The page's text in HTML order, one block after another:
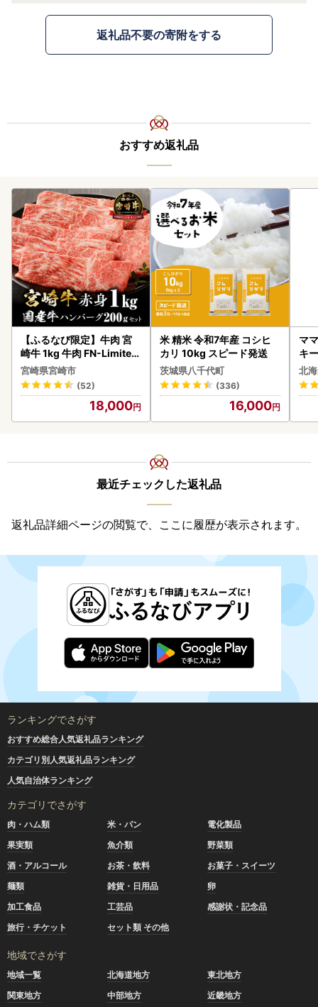
返礼品不要の寄附をする
おすすめ返礼品
【ふるなび限定】牛肉 宮
崎牛 1kg 牛肉 FN-Limited
-VO
宮崎県宮崎市
(52)
18,000
米 精米 令和7年産 コシヒ
カリ 10kg スピード発送
茨城県八千代町
(336)
16,000
マ
キ
ズ
0
北
最近チェックした返礼品
返礼品詳細ページの閲覧で、ここに履歴が表示されます。
ランキングでさがす
おすすめ総合人気返礼品ランキング
カテゴリ別人気返礼品ランキング
人気自治体ランキング
カテゴリでさがす
肉・ハム類 米・パン
電化製品
果実類
魚介類
野菜類
酒・アルコール
お茶・飲料
お菓子・スイーツ
麺類
雑貨・日用品
卵
加工食品
工芸品
感謝状・記念品
旅行・チケット
セット類 その他
地域でさがす
地域一覧 北海道地方
東北地方
関東地方
中部地方
近畿地方